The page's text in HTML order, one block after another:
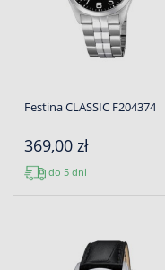
Festina CLASSIC F204374
369,00 zł
do 5 dni